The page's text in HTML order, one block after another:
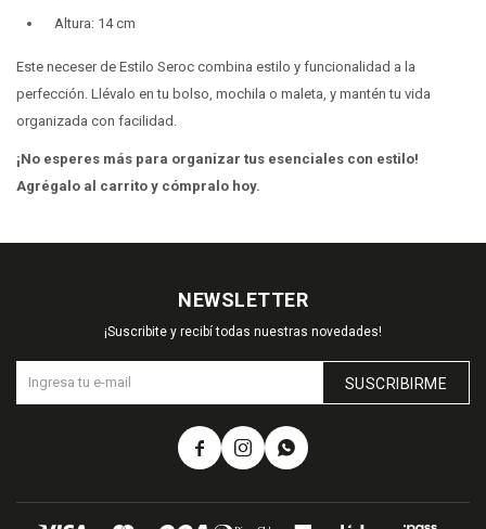
Altura: 14 cm
Este neceser de Estilo Seroc combina estilo y funcionalidad a la
perfección. Llévalo en tu bolso, mochila o maleta, y mantén tu vida
organizada con facilidad.
¡No esperes más para organizar tus esenciales con estilo!
Agrégalo al carrito y cómpralo hoy.
NEWSLETTER
¡Suscribite y recibí todas nuestras novedades!
SUSCRIBIRME
  